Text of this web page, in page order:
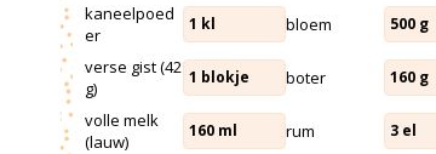
kaneelpoed
er
1 kl bloem 500 g
verse gist (42
g)
1 blokje boter 160 g
volle melk
(lauw)
160 ml rum 3 el